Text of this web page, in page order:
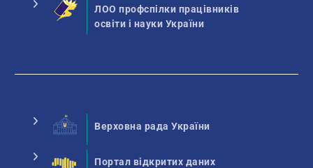
ЛОО профспілки працівників
освіти і науки України
Верховна рада України
Портал відкритих даних